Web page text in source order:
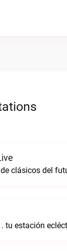
clásicos del
tu estación